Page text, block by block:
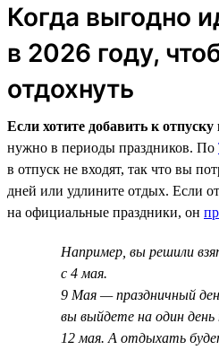
Когда выгодно
в 2026 году,
отдохнуть
Если хотите добавить к отпуску
нужно в периоды праздников. По
в отпуск не входят, так что вы
дней или удлините отдых. Если
на официальные праздники, он
Например, вы решили
с 4 мая.
9 Мая — праздничный
вы выйдете на один
12 мая. А отдыхать